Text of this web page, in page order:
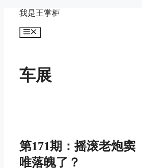
content
我是王掌柜
Menu
车展
第171期：摇滚老炮窦
唯落魄了？